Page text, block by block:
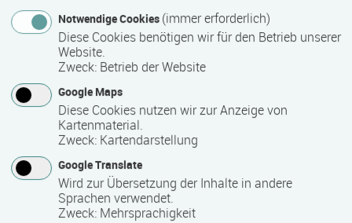
Anmeldeende
10.08.2026
Mindest­teilnehmer­anzahl
Maximale Teilnehmerzahl
Notwendige Cookies (immer erforderlich)
Diese Cookies benötigen wir für den Betrieb unserer
Website.
Zweck: Betrieb der Website
Google Maps
Diese Cookies nutzen wir zur Anzeige von
Kartenmaterial.
Zweck: Kartendarstellung
Google Translate
Wird zur Übersetzung der Inhalte in andere
Sprachen verwendet.
Zweck: Mehrsprachigkeit